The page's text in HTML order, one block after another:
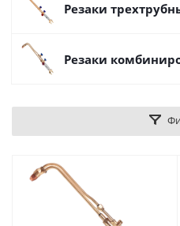
Резаки
Резаки